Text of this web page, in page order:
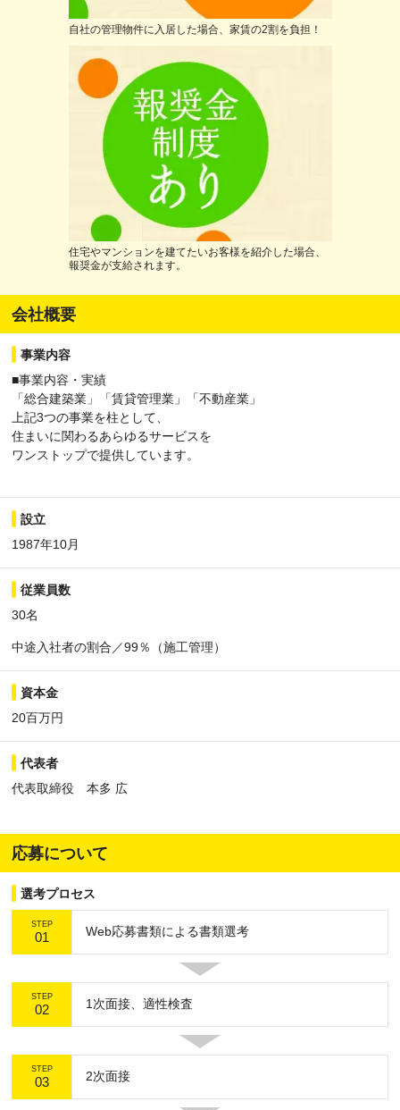
自社の管理物件に入居した場合、家賃の2割を負担！
住宅やマンションを建てたいお客様を紹介した場合、
報奨金が支給されます。
会社概要
事業内容
■事業内容・実績
「総合建築業」「賃貸管理業」「不動産業」
上記3つの事業を柱として、
住まいに関わるあらゆるサービスを
ワンストップで提供しています。
設立
1987年10月
従業員数
30名
中途入社者の割合／99％（施工管理）
資本金
20百万円
代表者
代表取締役 本多 広
応募について
選考プロセス
STEP
01 Web応募書類による書類選考
STEP
02 1次面接、適性検査
STEP
03 2次面接